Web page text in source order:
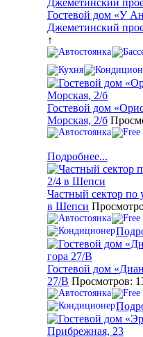
Гостевой дом «У
Джеметинский
↑
Гостевой дом
Морская, 2/б
Подробнее...
Частный сектор по
в Шепси
Гостевой дом
27/В Просмотров: